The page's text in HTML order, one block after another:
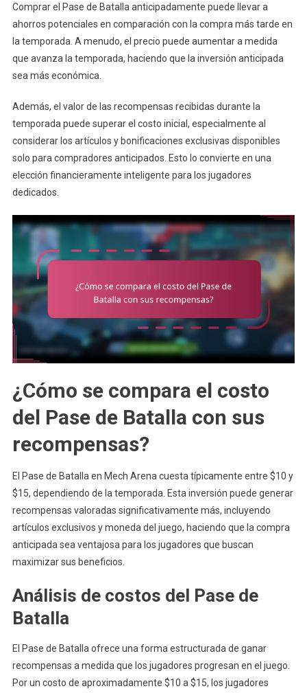
Comprar el Pase de Batalla anticipadamente puede llevar a
ahorros potenciales en comparación con la compra más tarde en
la temporada. A menudo, el precio puede aumentar a medida
que avanza la temporada, haciendo que la inversión anticipada
sea más económica.
Además, el valor de las recompensas recibidas durante la
temporada puede superar el costo inicial, especialmente al
considerar los artículos y bonificaciones exclusivas disponibles
solo para compradores anticipados. Esto lo convierte en una
elección financieramente inteligente para los jugadores
dedicados.
¿Cómo se compara el costo
del Pase de Batalla con sus
recompensas?
El Pase de Batalla en Mech Arena cuesta típicamente entre $10 y
$15, dependiendo de la temporada. Esta inversión puede generar
recompensas valoradas significativamente más, incluyendo
artículos exclusivos y moneda del juego, haciendo que la compra
anticipada sea ventajosa para los jugadores que buscan
maximizar sus beneficios.
Análisis de costos del Pase de
Batalla
El Pase de Batalla ofrece una forma estructurada de ganar
recompensas a medida que los jugadores progresan en el juego.
Por un costo de aproximadamente $10 a $15, los jugadores